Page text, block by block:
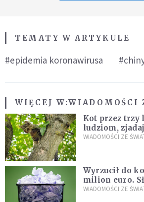
TEMATY W ARTYKULE
#epidemia koronawirusa
WIĘCEJ W:WIADOMOŚCI
Kot przez trzy
ludziom,
kaczki. W
WIADOMOŚCI ZE
Wyrzucił do
milion euro.
poszukiwania
WIADOMOŚCI ZE